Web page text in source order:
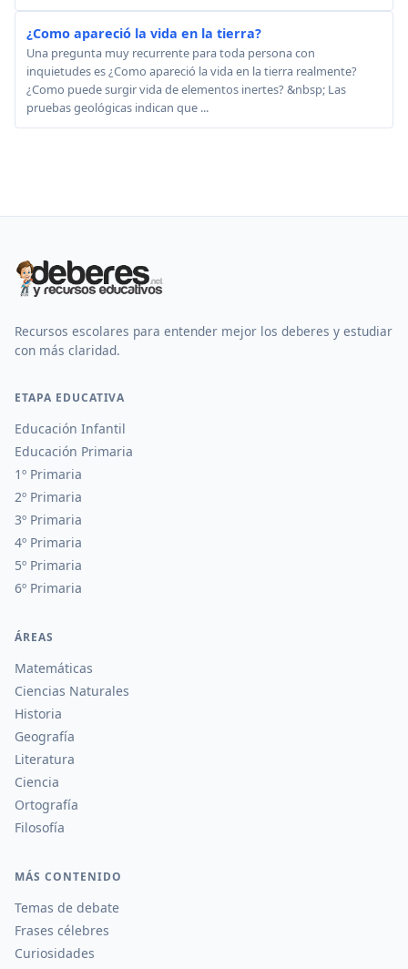
¿Como apareció la vida en la tierra?
Una pregunta muy recurrente para toda persona con
inquietudes es ¿Como apareció la vida en la tierra realmente?
¿Como puede surgir vida de elementos inertes? &nbsp; Las
pruebas geológicas indican que ...
Recursos escolares para entender mejor los deberes y estudiar
con más claridad.
ETAPA EDUCATIVA
Educación Infantil
Educación Primaria
1º Primaria
2º Primaria
3º Primaria
4º Primaria
5º Primaria
6º Primaria
ÁREAS
Matemáticas
Ciencias Naturales
Historia
Geografía
Literatura
Ciencia
Ortografía
Filosofía
MÁS CONTENIDO
Temas de debate
Frases célebres
Curiosidades